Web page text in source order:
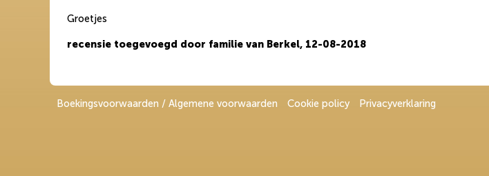
Groetjes
recensie toegevoegd door familie van Berkel, 12-08-2018
Boekingsvoorwaarden / Algemene voorwaarden Cookie policy Privacyverklaring